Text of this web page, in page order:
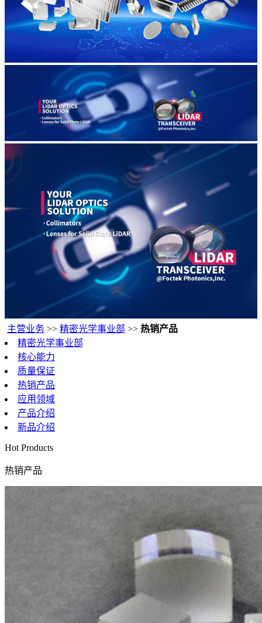
主营业务 >> 精密光学事业部 >> 热销产品
精密光学事业部
核心能力
质量保证
热销产品
应用领域
产品介绍
新品介绍
Hot Products
热销产品